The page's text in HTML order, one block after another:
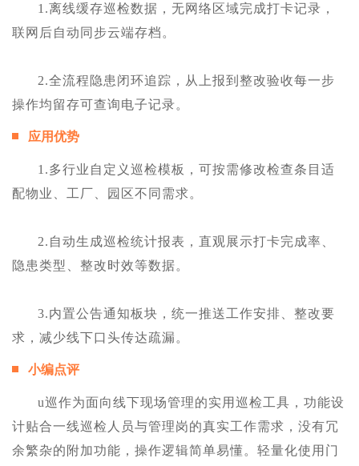
1.离线缓存巡检数据，无网络区域完成打卡记录，
联网后自动同步云端存档。
2.全流程隐患闭环追踪，从上报到整改验收每一步
操作均留存可查询电子记录。
应用优势
1.多行业自定义巡检模板，可按需修改检查条目适
配物业、工厂、园区不同需求。
2.自动生成巡检统计报表，直观展示打卡完成率、
隐患类型、整改时效等数据。
3.内置公告通知板块，统一推送工作安排、整改要
求，减少线下口头传达疏漏。
小编点评
u巡作为面向线下现场管理的实用巡检工具，功能设
计贴合一线巡检人员与管理岗的真实工作需求，没有冗
余繁杂的附加功能，操作逻辑简单易懂。轻量化使用门